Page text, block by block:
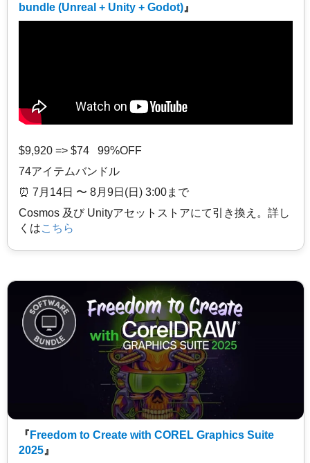
bundle (Unreal + Unity + Godot) 』
$9,920 => $74 99%OFF
74アイテムバンドル
⏰️ 7月14日 〜 8月9日(日) 3:00まで
Cosmos 及び Unityアセットストアにて引き換え。詳し
くはこちら
『 Freedom to Create with COREL Graphics Suite
2025 』